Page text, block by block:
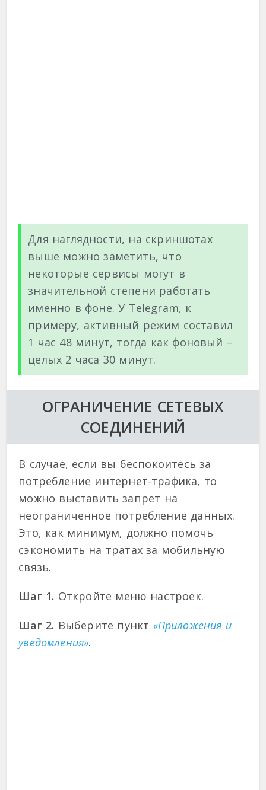
Для наглядности, на скриншотах
выше можно заметить, что
некоторые сервисы могут в
значительной степени работать
именно в фоне. У Telegram, к
примеру, активный режим составил
1 час 48 минут, тогда как фоновый –
целых 2 часа 30 минут.
ОГРАНИЧЕНИЕ СЕТЕВЫХ
СОЕДИНЕНИЙ
В случае, если вы беспокоитесь за
потребление интернет-трафика, то
можно выставить запрет на
неограниченное потребление данных.
Это, как минимум, должно помочь
сэкономить на тратах за мобильную
связь.
Шаг 1. Откройте меню настроек.
Шаг 2. Выберите пункт «Приложения и
уведомления».